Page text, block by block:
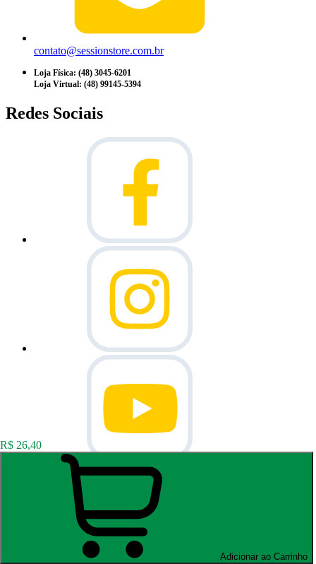
contato@sessionstore.com.br
Loja Física: (48) 3045-6201
Loja Virtual: (48) 99145-5394
Redes Sociais
R$ 26,40
Adicionar ao Carrinho